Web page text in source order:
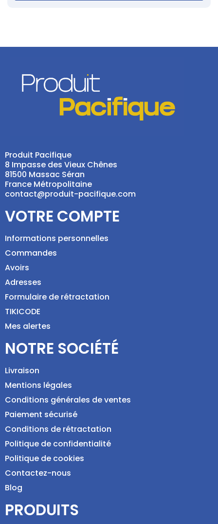
Produit Pacifique
8 Impasse des Vieux Chênes
81500 Massac Séran
France Métropolitaine
contact@produit-pacifique.com
VOTRE COMPTE
Informations personnelles
Commandes
Avoirs
Adresses
Formulaire de rétractation
TIKICODE
Mes alertes
NOTRE SOCIÉTÉ
Livraison
Mentions légales
Conditions générales de ventes
Paiement sécurisé
Conditions de rétractation
Politique de confidentialité
Politique de cookies
Contactez-nous
Blog
PRODUITS